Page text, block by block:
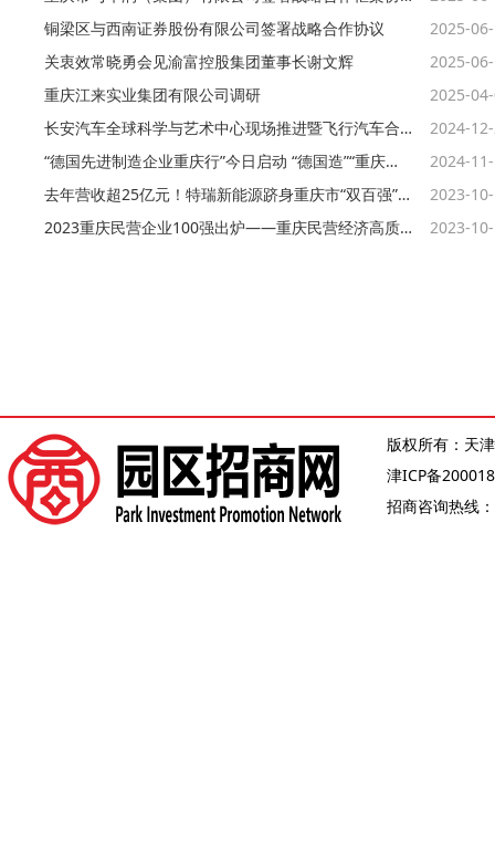
铜梁区与西南证券股份有限公司签署战略合作协议
2025-
关衷效常晓勇会见渝富控股集团董事长谢文辉
2025-
重庆江来实业集团有限公司调研
2025-
长安汽车全球科学与艺术中心现场推进暨飞行汽车合作签约活动举行
2024-
“德国先进制造企业重庆行”今日启动 “德国造”“重庆造”携手向未来
2024-
去年营收超25亿元！特瑞新能源跻身重庆市“双百强”榜单
2023-
2023重庆民营企业100强出炉——重庆民营经济高质量发展足音铿锵有力
2023-
版权所有：天
津ICP备
招商咨询热线：